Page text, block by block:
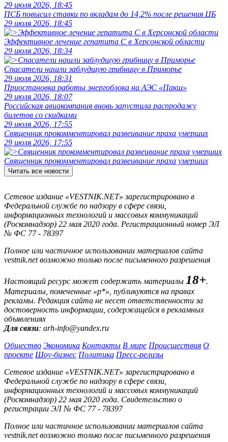
29 июля 2026, 18:45
ПСБ повысил ставки по вкладам до 14,2% после решения ЦБ
29 июля 2026, 18:45
Эффективное лечение гепатита C в Херсонской области
29 июля 2026, 18:34
Спасатели нашли заблудшую грибницу в Приморье
29 июля 2026, 18:31
Приостановка работы энергоблока на АЭС «Пакш»
29 июля 2026, 18:07
Российская авиакомпания вновь запустила распродажу
билетов со скидками
29 июля 2026, 17:55
Священник прокомментировал развеивание праха умерших
29 июля 2026, 17:55
Священник прокомментировал развеивание праха умерших
Читать все новости
Сетевое издание «VESTNIK.NET» зарегистрировано в
Федеральной службе по надзору в сфере связи,
информационных технологий и массовых коммуникаций
(Роскомнадзор) 22 мая 2020 года. Регистрационный номер ЭЛ
№ ФС 77 - 78397
Полное или частичное использовании материалов сайта
vestnik.net возможно только после письменного разрешения
Настоящий ресурс может содержать материалы 18+.
Материалы, помеченные «р*», публикуются на правах
рекламы. Редакция сайта не несет ответственности за
достоверность информации, содержащейся в рекламных
объявлениях
Для связи: arh-info@yandex.ru
Общество Экономика Контакты В мире Происшествия О
проекте Шоу-бизнес Политика Пресс-релизы
Сетевое издание «VESTNIK.NET» зарегистрировано в
Федеральной службе по надзору в сфере связи,
информационных технологий и массовых коммуникаций
(Роскомнадзор) 22 мая 2020 года. Свидетельство о
регистрации ЭЛ № ФС 77 - 78397
Полное или частичное использовании материалов сайта
vestnik.net возможно только после письменного разрешения